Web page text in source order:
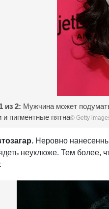
из 2: Мужчина может
пигментные пятна© Getty
Неровно
неуклюже. Тем более,